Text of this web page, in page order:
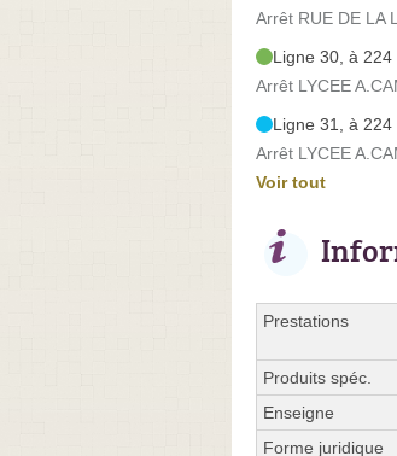
Arrêt RUE DE LA
Ligne 30, à 224
Arrêt LYCEE
Ligne 31, à 224
Arrêt LYCEE
Voir tout
Prestations
Produits spéc.
Enseigne
Forme juridique